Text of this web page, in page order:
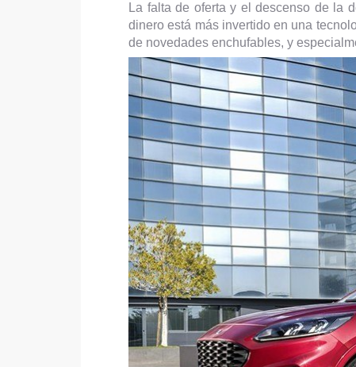
La falta de oferta y el descenso de la
dinero está más invertido en una
de novedades enchufables, y